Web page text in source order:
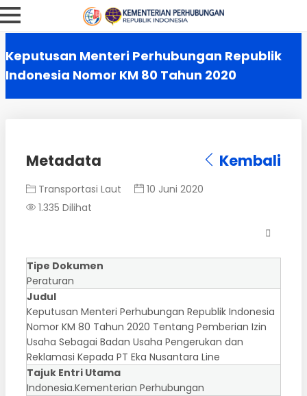
Keputusan Menteri Perhubungan Republik
Indonesia Nomor KM 80 Tahun 2020
Metadata Kembali
Transportasi Laut
10 Juni 2020
1.335 Dilihat
Tipe Dokumen
Peraturan
Judul
Keputusan Menteri Perhubungan Republik Indonesia
Nomor KM 80 Tahun 2020 Tentang Pemberian Izin
Usaha Sebagai Badan Usaha Pengerukan dan
Reklamasi Kepada PT Eka Nusantara Line
Tajuk Entri Utama
Indonesia.Kementerian Perhubungan